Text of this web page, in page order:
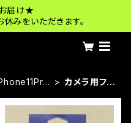
届け★
みをいただきます。
カメラ用フィ